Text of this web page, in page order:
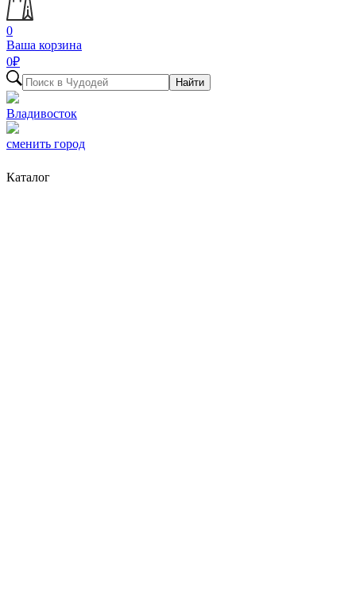
0
Ваша корзина
0₽
Найти
Владивосток
сменить город
Каталог